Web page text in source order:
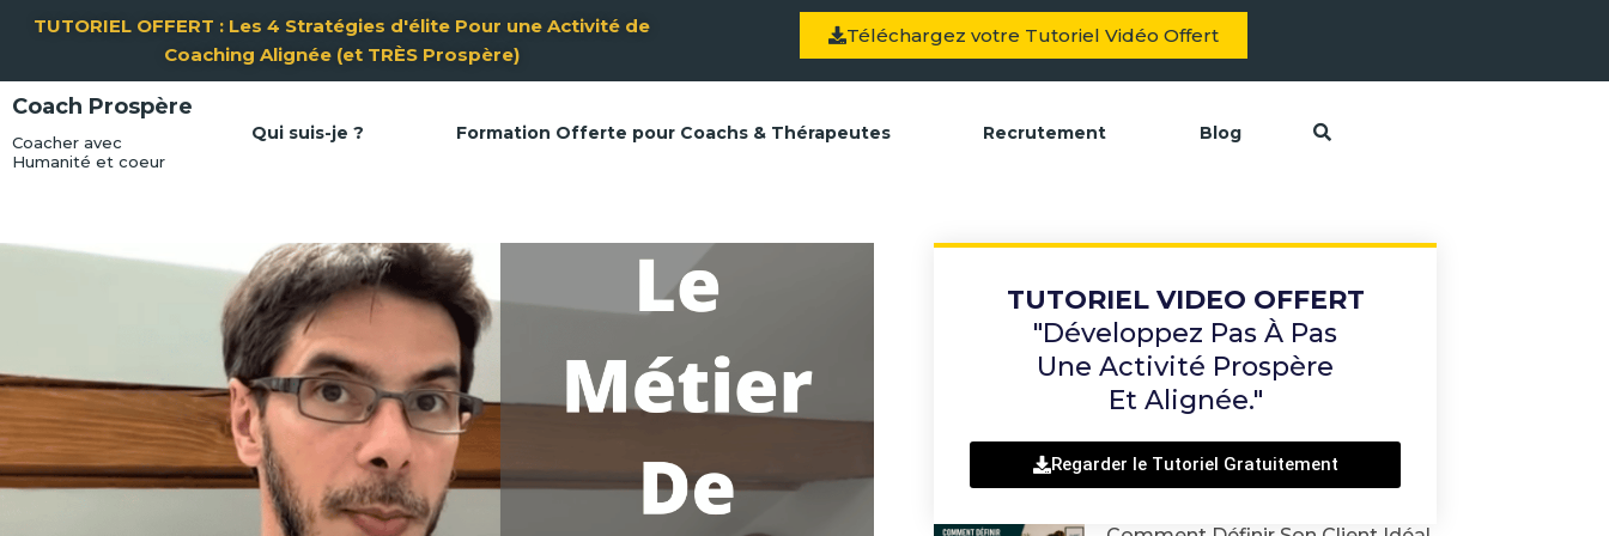
TUTORIEL OFFERT : Les 4 Stratégies d'élite Pour une Activité de
Coaching Alignée (et TRÈS Prospère)
Téléchargez votre Tutoriel Vidéo Offert
Coach Prospère
Coacher avec
Humanité et coeur
Qui suis-je ? Formation Offerte pour Coachs & Thérapeutes Recrutement Blog
TUTORIEL VIDEO OFFERT
"Développez Pas À Pas
Une Activité Prospère
Et Alignée."
Regarder le Tutoriel Gratuitement